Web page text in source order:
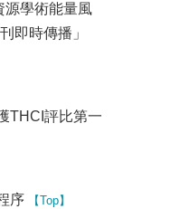
源學術能量風
即時傳播」
THCI評比第一
序
【Top】